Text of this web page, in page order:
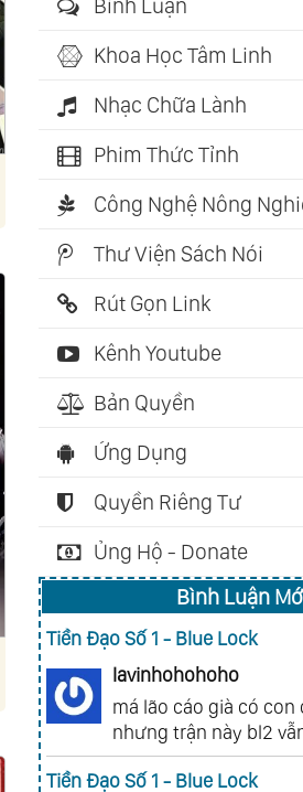
Khoa Học Tâm Linh
Nhạc Chữa Lành
Phim Thức Tỉnh
Công Nghệ Nông
Thư Viện Sách Nói
Rút Gọn Link
Kênh Youtube
Bản Quyền
Ứng Dụng
Quyền Riêng Tư
Ủng Hộ - Donate
Bình Luận
Tiền Đạo Số 1 - Blue Lock
lavinhohohoho
má lão cáo già có con
nhưng trận này bl2
Tiền Đạo Số 1 - Blue Lock